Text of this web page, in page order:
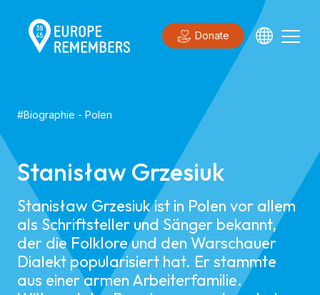
Donate
#Biographie - Polen
Stanisław Grzesiuk
Stanisław Grzesiuk ist in Polen vor allem
als Schriftsteller und Sänger bekannt,
der die Folklore und den Warschauer
Dialekt popularisiert hat. Er stammte
aus einer armen Arbeiterfamilie.